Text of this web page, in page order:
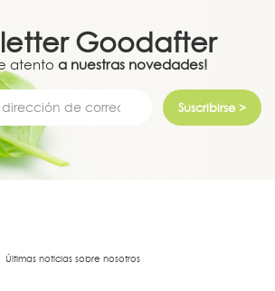
Goodafter
atento a nuestras novedades!
Suscribirse >
Últimas noticias sobre nosotros